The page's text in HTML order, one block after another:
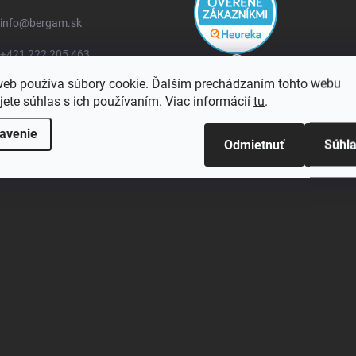
používa súbory cookie. Ďalším prechádzaním tohto webu
súhlas s ich používaním. Viac informácií tu.
Odmietnuť
info@bergam.sk
+421 222 205 463
bergamcz
bergam_czsk